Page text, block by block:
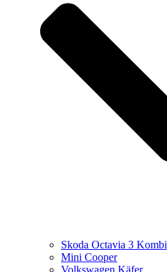
Skoda Octavia 3 Kombi
Mini Cooper